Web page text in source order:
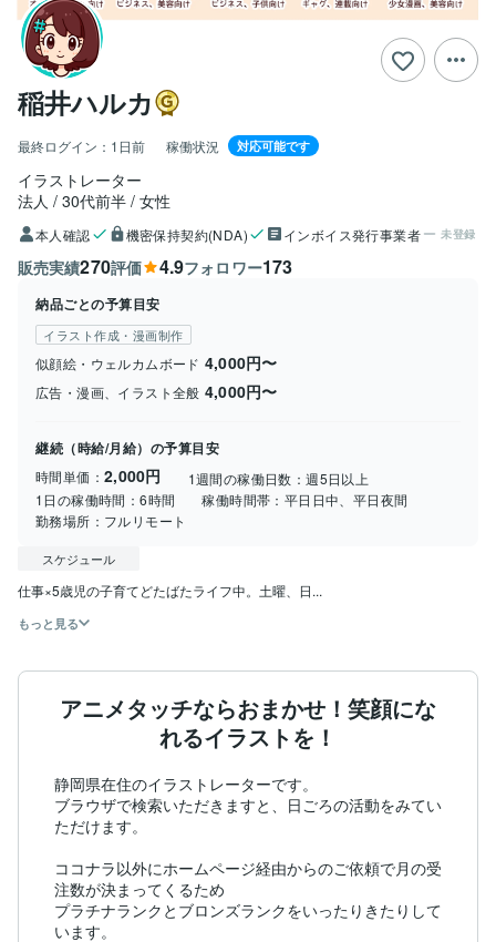
稲井ハルカ
最終ログイン： 1日前 稼働状況 対応可能です
イラストレーター
法人
30代前半 女性
本人確認 機密保持契約(NDA) インボイス発行事業者 未登録
販売実績270評価 4.9フォロワー173
納品ごとの予算目安
イラスト作成・漫画制作
似顔絵・ウェルカムボード 4,000円〜
広告・漫画、イラスト全般 4,000円〜
継続（時給/月給）の予算目安
時間単価： 2,000円 1週間の稼働日数：週5日以上
1日の稼働時間：6時間 稼働時間帯： 平日日中、平日夜間
勤務場所： フルリモート
スケジュール
仕事×5歳児の子育てどたばたライフ中。土曜、日...
もっと見る
アニメタッチならおまかせ！笑顔にな
れるイラストを！
静岡県在住のイラストレーターです。
ブラウザで検索いただきますと、日ごろの活動をみてい
ただけます。
ココナラ以外にホームページ経由からのご依頼で月の受
注数が決まってくるため
プラチナランクとブロンズランクをいったりきたりして
います。